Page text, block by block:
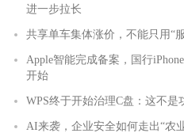
进一步拉长
共享单车集体涨价，不能只用“
Apple智能完成备案，国行
开始
WPS终于开始治理C盘：这不
AI来袭，企业安全如何走出“农